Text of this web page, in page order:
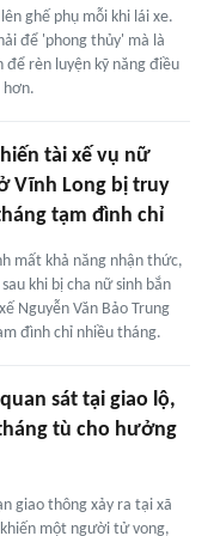
ghế phụ mỗi khi lái xe.
để 'phong thủy' mà là
để rèn luyện kỹ năng điều
hơn.
tài xế vụ nữ
Vĩnh Long bị truy
tạm đình chỉ
mất khả năng nhận thức,
khi bị cha nữ sinh bắn
Nguyễn Văn Bảo Trung
đình chỉ nhiều tháng.
sát tại giao lộ,
tù cho hưởng
giao thông xảy ra tại xã
khiến một người tử vong,